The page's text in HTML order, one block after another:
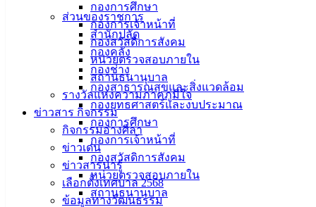
กองการศึกษา
กองการเจ้าหน้าที่
กองสวัสดิการสังคม
หน่วยตรวจสอบภายใน
สถานธนานุบาล
รางวัลแห่งความภาคภูมิใจ
ข่าวสาร กิจกรรม
กิจกรรมอ่างศิลา
ข่าวเด่น
ข่าวสารน่ารู้
เลือกตั้งเทศบาล 2568
ข้อมูลทางวัฒนธรรม
ส่วนของราชการ
สำนักปลัด
กองคลัง
กองช่าง
กองสาธารณสุขและสิ่งแวดล้อม
กองยุทธศาสตร์และงบประมาณ
กองการศึกษา
กองการเจ้าหน้าที่
กองสวัสดิการสังคม
หน่วยตรวจสอบภายใน
สถานธนานุบาล